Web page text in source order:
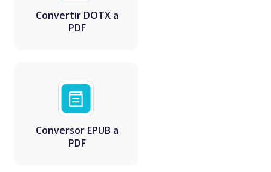
Convertir DOTX a
PDF
Conversor EPUB a
PDF